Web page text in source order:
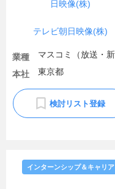
テレビ朝日映像(株)
業種
本社
東京都
検討リスト登録
インターンシップ＆キャリア